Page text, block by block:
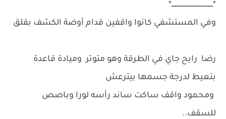
*ـــــــــــــــــــــــــــــــــــــــــ*
وفي المستشفي كانوا واقفين قدام أوضة الكشف بقلق
رضا رايح جاي في الطرقة وهو متوتر وميادة قاعدة
بتعيط لدرجة جسمها بيترعش
ومحمود واقف ساكت ساند رأسه لورا وباصص
للسقف..